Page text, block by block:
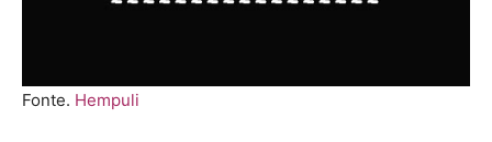
Fonte. Hempuli